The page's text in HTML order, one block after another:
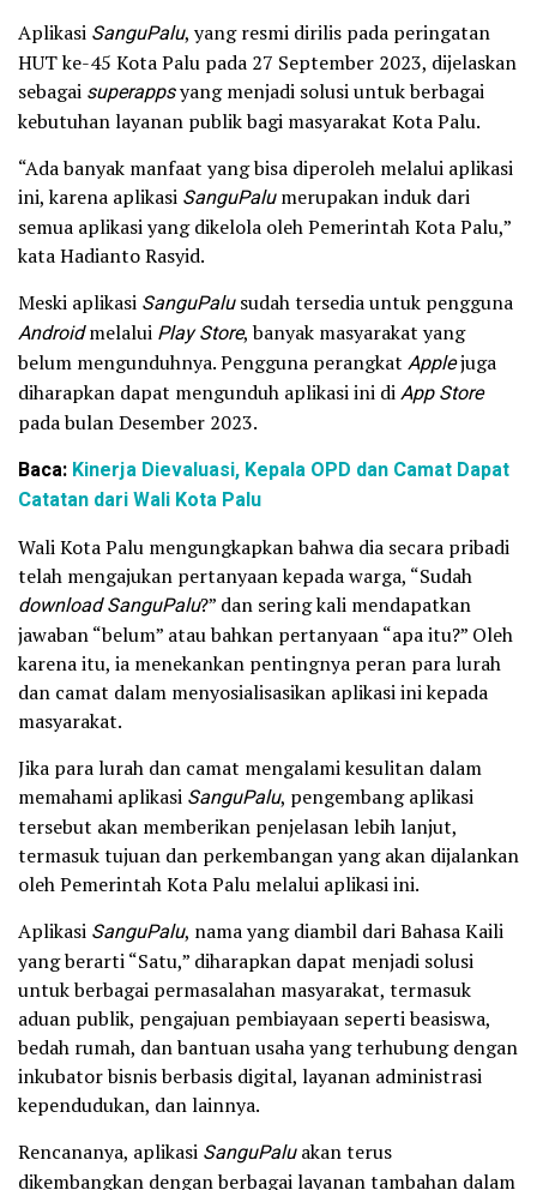
Aplikasi SanguPalu, yang resmi dirilis pada peringatan
HUT ke-45 Kota Palu pada 27 September 2023, dijelaskan
sebagai superappsyang menjadi solusi untuk berbagai
kebutuhan layanan publik bagi masyarakat Kota Palu.
“Ada banyak manfaat yang bisa diperoleh melalui aplikasi
ini, karena aplikasi SanguPalumerupakan induk dari
semua aplikasi yang dikelola oleh Pemerintah Kota Palu,”
kata Hadianto Rasyid.
Meski aplikasi SanguPalusudah tersedia untuk pengguna
Androidmelalui Play Store, banyak masyarakat yang
belum mengunduhnya. Pengguna perangkat Applejuga
diharapkan dapat mengunduh aplikasi ini diApp Store
pada bulan Desember 2023.
Baca: Kinerja Dievaluasi, Kepala OPD dan Camat Dapat
Catatan dari Wali Kota Palu
Wali Kota Palu mengungkapkan bahwa dia secara pribadi
telah mengajukan pertanyaan kepada warga, “Sudah
download SanguPalu?” dan sering kali mendapatkan
jawaban “belum” atau bahkan pertanyaan “apa itu?” Oleh
karena itu, ia menekankan pentingnya peran para lurah
dan camat dalam menyosialisasikan aplikasi ini kepada
masyarakat.
Jika para lurah dan camat mengalami kesulitan dalam
memahami aplikasi SanguPalu, pengembang aplikasi
tersebut akan memberikan penjelasan lebih lanjut,
termasuk tujuan dan perkembangan yang akan dijalankan
oleh Pemerintah Kota Palu melalui aplikasi ini.
Aplikasi SanguPalu, nama yang diambil dari Bahasa Kaili
yang berarti “Satu,” diharapkan dapat menjadi solusi
untuk berbagai permasalahan masyarakat, termasuk
aduan publik, pengajuan pembiayaan seperti beasiswa,
bedah rumah, dan bantuan usaha yang terhubung dengan
inkubator bisnis berbasis digital, layanan administrasi
kependudukan, dan lainnya.
Rencananya, aplikasi SanguPaluakan terus
dikembangkan dengan berbagai layanan tambahan dalam